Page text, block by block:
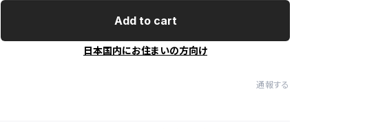
Add to cart
日本国内にお住まいの方向け
通報する